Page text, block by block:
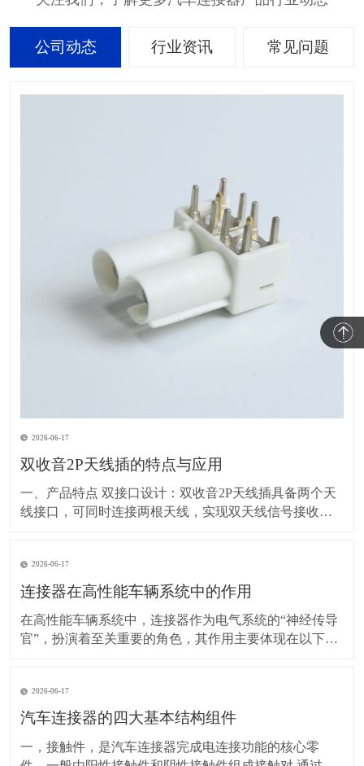
公司动态 行业资讯 常见问题
2026-06-17
双收音2P天线插的特点与应用
一、产品特点 双接口设计：双收音2P天线插具备两个天
线接口，可同时连接两根天线，实现双天线信号接收功
插座设计紧凑，易于安装和使用。同时，这种结构也保
证了信号传输的稳定性和可靠性。 兼容
2026-06-17
连接器在高性能车辆系统中的作用
在高性能车辆系统中，连接器作为电气系统的“神经传导
官”，扮演着至关重要的角色，其作用主要体现在以下几
统、灯光、音响等。可靠的电源传输保障这些部件正常
工作，例如点火系统得到稳定电能才能产生足够强的
2026-06-17
汽车连接器的四大基本结构组件
一，接触件，是汽车连接器完成电连接功能的核心零